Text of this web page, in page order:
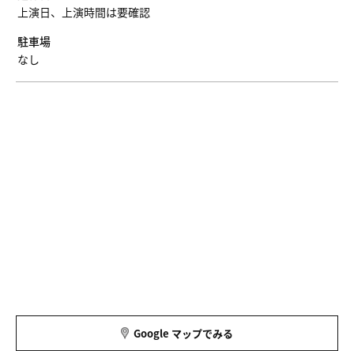
上演日、上演時間は要確認
駐車場
なし
Google マップでみる